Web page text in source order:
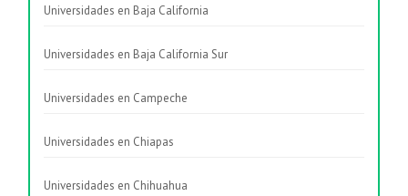
Universidades en Baja California
Universidades en Baja California Sur
Universidades en Campeche
Universidades en Chiapas
Universidades en Chihuahua